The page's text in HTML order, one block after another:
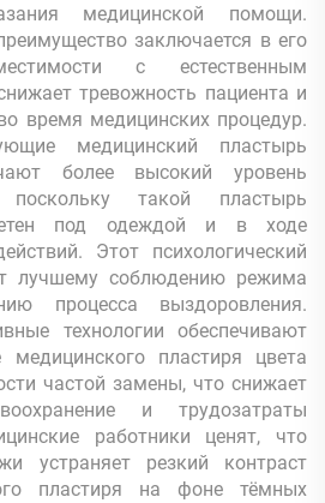
медицинской помощи.
заключается в его
с естественным
тревожность пациента и
время медицинских процедур.
медицинский пластырь
более высокий уровень
поскольку такой пластырь
под одеждой и в ходе
Этот психологический
лучшему соблюдению режима
процесса выздоровления.
технологии обеспечивают
медицинского пластиря цвета
частой замены, что снижает
и трудозатраты
работники ценят, что
устраняет резкий контраст
пластиря на фоне тёмных